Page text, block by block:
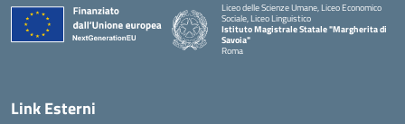
Liceo delle Scienze Umane, Liceo Economico
Sociale, Liceo Linguistico
Istituto Magistrale Statale "Margherita di
Savoia"
Roma
Link Esterni